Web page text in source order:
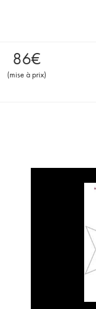
86€
(mise à prix)